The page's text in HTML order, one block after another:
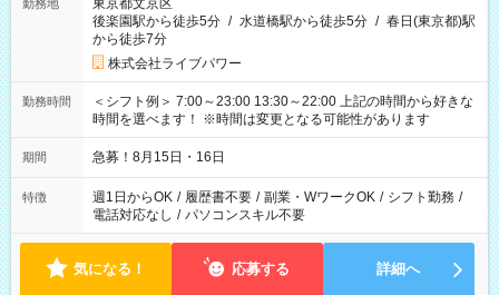
勤務地
東京都文京区
後楽園駅から徒歩5分 / 水道橋駅から徒歩5分 / 春日(東京都)駅
から徒歩7分
株式会社ライブパワー
勤務時間
＜シフト例＞ 7:00～23:00 13:30～22:00 上記の時間から好きな
時間を選べます！ ※時間は変更となる可能性があります
期間 急募！8月15日・16日
特徴 週1日からOK / 履歴書不要 / 副業・WワークOK / シフト勤務 /
電話対応なし / パソコンスキル不要
気になる！ 応募する 詳細へ